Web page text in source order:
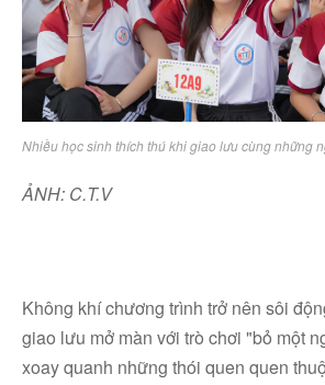
Nhiều học sinh thích thú khi giao lưu cùng những
ẢNH: C.T.V
Không khí chương trình trở nên sôi
giao lưu mở màn với trò chơi "bỏ một
xoay quanh những thói quen quen